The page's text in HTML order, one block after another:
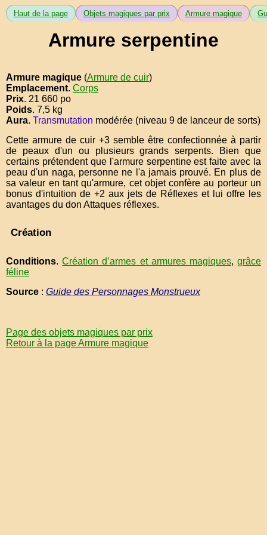
Haut de la page Objets magiques par prix Armure magique
Armure serpentine
Armure magique (Armure de cuir)
Emplacement. Corps
Prix. 21 660 po
Poids. 7,5 kg
Aura. Transmutation modérée (niveau 9 de lanceur de sorts)
Cette armure de cuir +3 semble être confectionnée à partir
de peaux d'un ou plusieurs grands serpents. Bien que
certains prétendent que l'armure serpentine est faite avec la
peau d'un naga, personne ne l'a jamais prouvé. En plus de
sa valeur en tant qu'armure, cet objet confère au porteur un
bonus d'intuition de +2 aux jets de Réflexes et lui offre les
avantages du don Attaques réflexes.
Création
Conditions.Création d’armes et armures magiques,grâce
féline
Source : Guide des Personnages Monstrueux
Page des objets magiques par prix
Retour à la page Armure magique